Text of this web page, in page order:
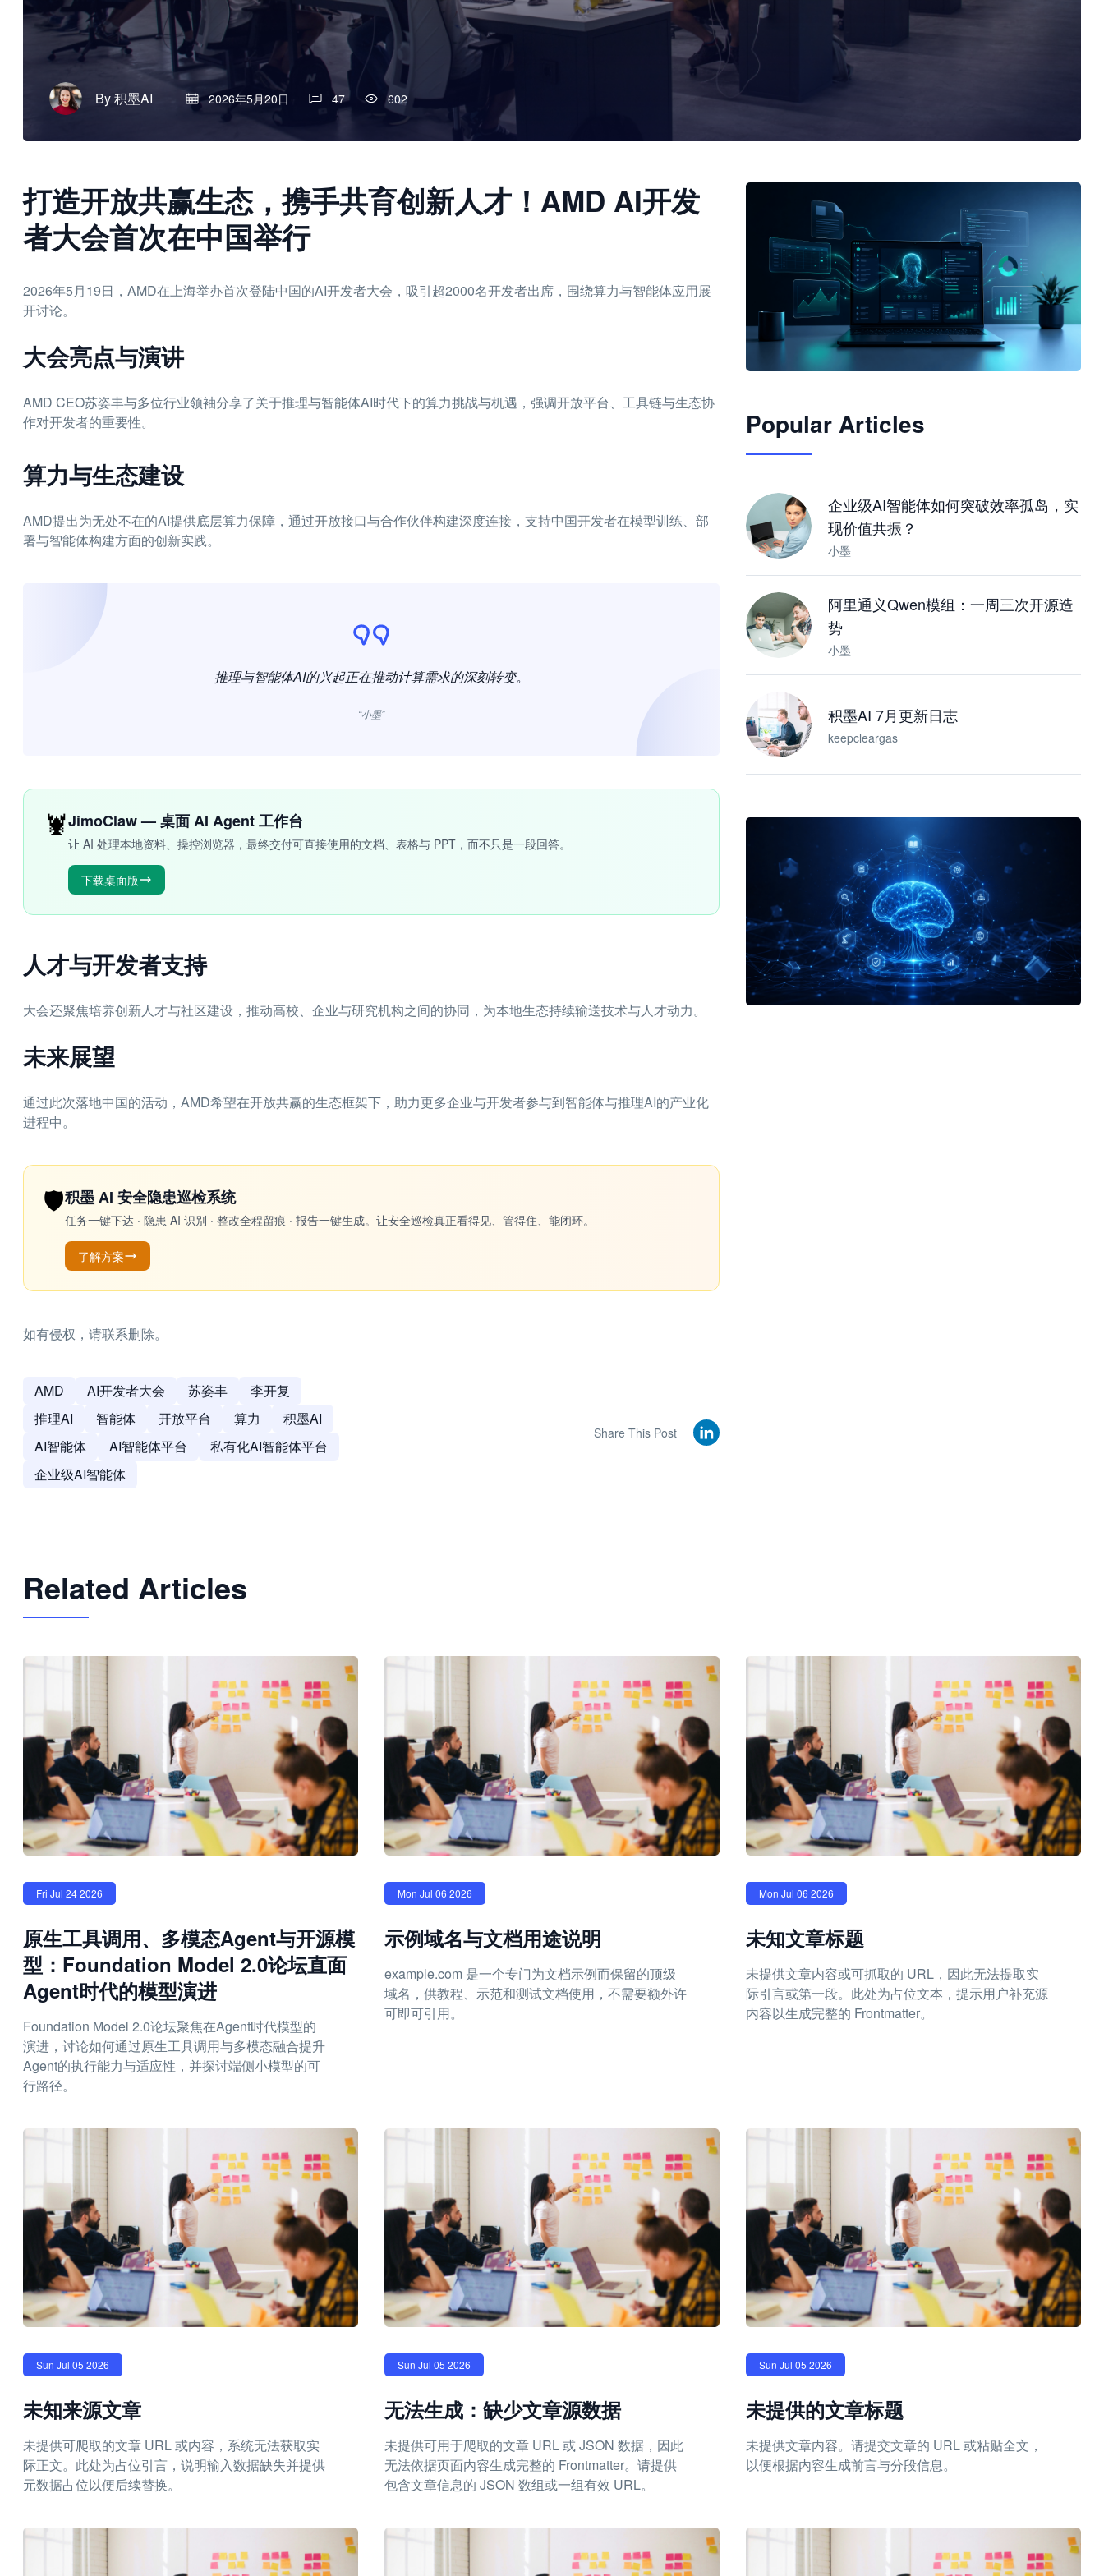
By积墨AI 2026年5月20日 47 602
打造开放共赢生态，携手共育创新人才！AMD AI开发
者大会首次在中国举行
2026年5月19日，AMD在上海举办首次登陆中国的AI开发者大会，吸引超2000名开发者出席，围绕算力与智能体应用展
开讨论。
大会亮点与演讲
AMD CEO苏姿丰与多位行业领袖分享了关于推理与智能体AI时代下的算力挑战与机遇，强调开放平台、工具链与生态协
作对开发者的重要性。
算力与生态建设
AMD提出为无处不在的AI提供底层算力保障，通过开放接口与合作伙伴构建深度连接，支持中国开发者在模型训练、部
署与智能体构建方面的创新实践。
推理与智能体AI的兴起正在推动计算需求的深刻转变。
“小墨”
🦞JimoClaw — 桌面 AI Agent 工作台
让 AI 处理本地资料、操控浏览器，最终交付可直接使用的文档、表格与 PPT，而不只是一段回答。
下载桌面版
人才与开发者支持
大会还聚焦培养创新人才与社区建设，推动高校、企业与研究机构之间的协同，为本地生态持续输送技术与人才动力。
未来展望
通过此次落地中国的活动，AMD希望在开放共赢的生态框架下，助力更多企业与开发者参与到智能体与推理AI的产业化
进程中。
🛡️积墨 AI 安全隐患巡检系统
任务一键下达 · 隐患 AI 识别 · 整改全程留痕 · 报告一键生成。让安全巡检真正看得见、管得住、能闭环。
了解方案
如有侵权，请联系删除。
AMD AI开发者大会 苏姿丰
李开复
推理AI
智能体 开放平台 算力
积墨AI
AI智能体
AI智能体平台
私有化AI智能体平台
企业级AI智能体
Share This Post
JimoClaw 桌面 AI Agent 工作台
Popular Articles
企业级AI智能体如何突破效率孤岛，实
现价值共振？
小墨
阿里通义Qwen模组：一周三次开源造
势
小墨
积墨AI 7月更新日志
keepcleargas
Related Articles
Fri Jul 24 2026
原生工具调用、多模态Agent与开源模
型：Foundation Model 2.0论坛直面
Agent时代的模型演进
Foundation Model 2.0论坛聚焦在Agent时代模型的
演进，讨论如何通过原生工具调用与多模态融合提升
Agent的执行能力与适应性，并探讨端侧小模型的可
行路径。
Mon Jul 06 2026
示例域名与文档用途说明
example.com 是一个专门为文档示例而保留的顶级
域名，供教程、示范和测试文档使用，不需要额外许
可即可引用。
Mon Jul 06 2026
未知文章标题
未提供文章内容或可抓取的 URL，因此无法提取实
际引言或第一段。此处为占位文本，提示用户补充源
内容以生成完整的 Frontmatter。
Sun Jul 05 2026
未知来源文章
未提供可爬取的文章 URL 或内容，系统无法获取实
际正文。此处为占位引言，说明输入数据缺失并提供
元数据占位以便后续替换。
Sun Jul 05 2026
无法生成：缺少文章源数据
未提供可用于爬取的文章 URL 或 JSON 数据，因此
无法依据页面内容生成完整的 Frontmatter。请提供
包含文章信息的 JSON 数组或一组有效 URL。
Sun Jul 05 2026
未提供的文章标题
未提供文章内容。请提交文章的 URL 或粘贴全文，
以便根据内容生成前言与分段信息。